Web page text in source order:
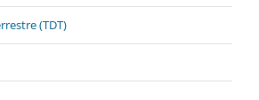
(TDT)